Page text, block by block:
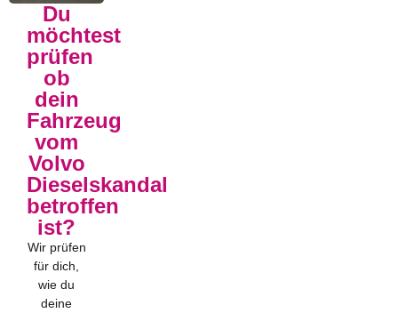
Du
möchtest
prüfen
ob
dein
Fahrzeug
vom
Volvo
Dieselskandal
betroffen
ist?
Wir prüfen
für dich,
wie du
deine